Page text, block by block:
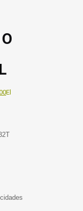
El